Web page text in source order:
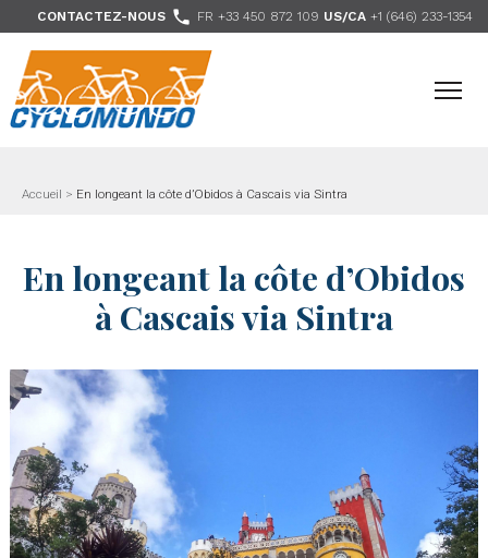
CONTACTEZ-NOUS  FR +33 450 872 109 US/CA +1 (646) 233-1354
Accueil > En longeant la côte d’Obidos à Cascais via Sintra
En longeant la côte d’Obidos
à Cascais via Sintra